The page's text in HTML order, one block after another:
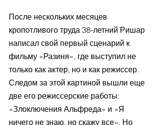
После нескольких месяцев
кропотливого труда 38-летний Ришар
написал свой первый сценарий к
фильму «Разиня», где выступил не
только как актер, но и как режиссер.
Следом за этой картиной вышли еще
две его режиссерские работы:
«Злоключения Альфреда» и «Я
ничего не знаю, но скажу все». Но